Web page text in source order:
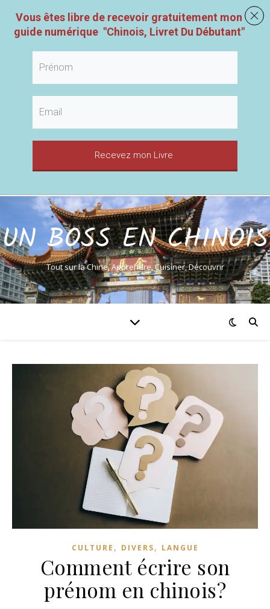
UN BOSS EN CHINOIS
Tout sur la Chine, Apprendre, Cuisiner, Découvrir
CULTURE , DIVERS, LANGUE
Comment écrire son
prénom en chinois?
Vous êtes libre de recevoir gratuitement mon
guide numérique "Chinois, Livret Du Débutant"
Recevez mon Livre